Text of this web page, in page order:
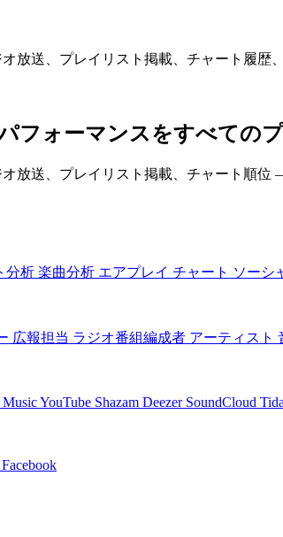
放送、プレイリスト掲載、チャート履歴
フォーマンスをすべての
放送、プレイリスト掲載、チャート順位
分析 楽曲分析 エアプレイ チャート ソーシ
広報担当 ラジオ番組編成者 アーティスト
MusicYouTube Shazam Deezer SoundCloud
Facebook